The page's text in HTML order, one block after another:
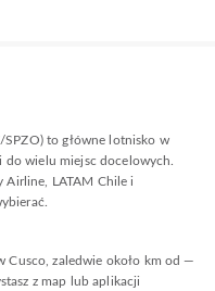
to główne lotnisko w
wielu miejsc docelowych.
Airline, LATAM Chile i
Cusco, zaledwie około km od —
z map lub aplikacji